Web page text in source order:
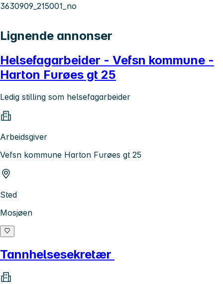
3630909_215001_no
Lignende annonser
Helsefagarbeider - Vefsn kommune -
Harton Furøes gt 25
Ledig stilling som helsefagarbeider
Arbeidsgiver
Vefsn kommune Harton Furøes gt 25
Sted
Mosjøen
Tannhelsesekretær